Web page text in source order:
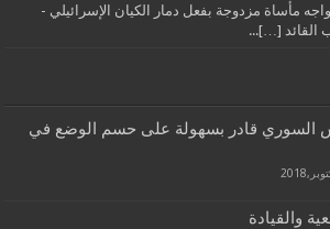
مأساة مزدوجة بفعل دمار الكيان الإسرائيلي -
القائد […]...
السوري قادر بسهولة على حسم الوضع في
والقيادة